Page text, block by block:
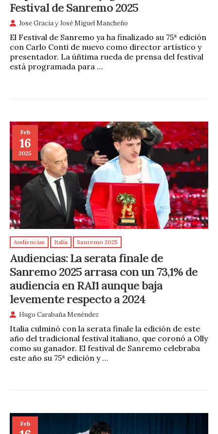
Festival de Sanremo 2025
Jose GraciayJosé Miguel Mancheño
El Festival de Sanremo ya ha finalizado su 75ª edición
con Carlo Conti de nuevo como director artístico y
presentador. La úñtima rueda de prensa del festival
está programada para …
Feb
16
2025
Audiencias Italia Sanremo 2025
Audiencias: La serata finale de
Sanremo 2025 arrasa con un 73,1% de
audiencia en RAI1 aunque baja
levemente respecto a 2024
Hugo Carabaña Menéndez
Italia culminó con la serata finale la edición de este
año del tradicional festival italiano, que coronó a Olly
como su ganador. El festival de Sanremo celebraba
este año su 75ª edición y …
Feb